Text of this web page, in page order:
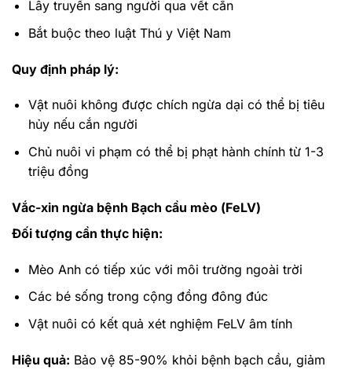
Lây truyền sang người qua vết cắn
Bắt buộc theo luật Thú y Việt Nam
Quy định pháp lý:
Vật nuôi không được chích ngừa dại có thể bị tiêu
hủy nếu cắn người
Chủ nuôi vi phạm có thể bị phạt hành chính từ 1-3
triệu đồng
Vắc-xin ngừa bệnh Bạch cầu mèo (FeLV)
Đối tượng cần thực hiện:
Mèo Anh có tiếp xúc với môi trường ngoài trời
Các bé sống trong cộng đồng đông đúc
Vật nuôi có kết quả xét nghiệm FeLV âm tính
Hiệu quả: Bảo vệ 85-90% khỏi bệnh bạch cầu, giảm